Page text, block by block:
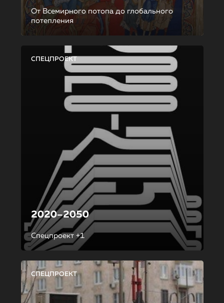
От Всемирного потопа до глобального
потепления
СПЕЦПРОЕКТ
2020–2050
Спецпроект +1
СПЕЦПРОЕКТ